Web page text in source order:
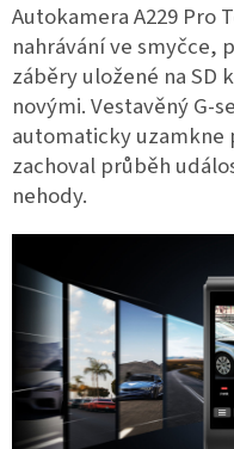
Autokamera A229 Pro
nahrávání ve smyčce,
záběry uložené na
novými. Vestavěný G-
automaticky uzamkne
zachoval průběh
nehody.